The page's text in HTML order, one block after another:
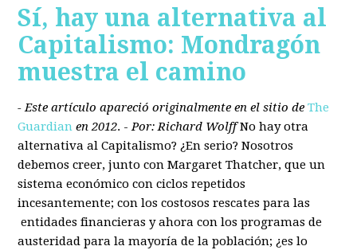
Sí, hay una alternativa al
Capitalismo: Mondragón
muestra el camino
- Este artículo apareció originalmente en el sitio deThe
Guardian en 2012. - Por: Richard Wolff No hay otra
alternativa al Capitalismo? ¿En serio? Nosotros
debemos creer, junto con Margaret Thatcher, que un
sistema económico con ciclos repetidos
incesantemente; con los costosos rescates para las
entidades financieras y ahora con los programas de
austeridad para la mayoría de la población; ¿es lo